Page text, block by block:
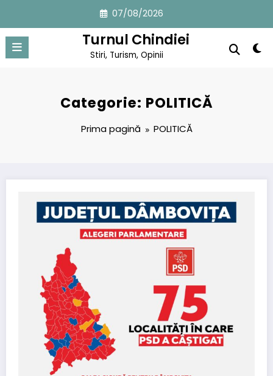
conținut
07/08/2026
Turnul Chindiei
Stiri, Turism, Opinii
Categorie: POLITICĂ
Prima pagină POLITICĂ